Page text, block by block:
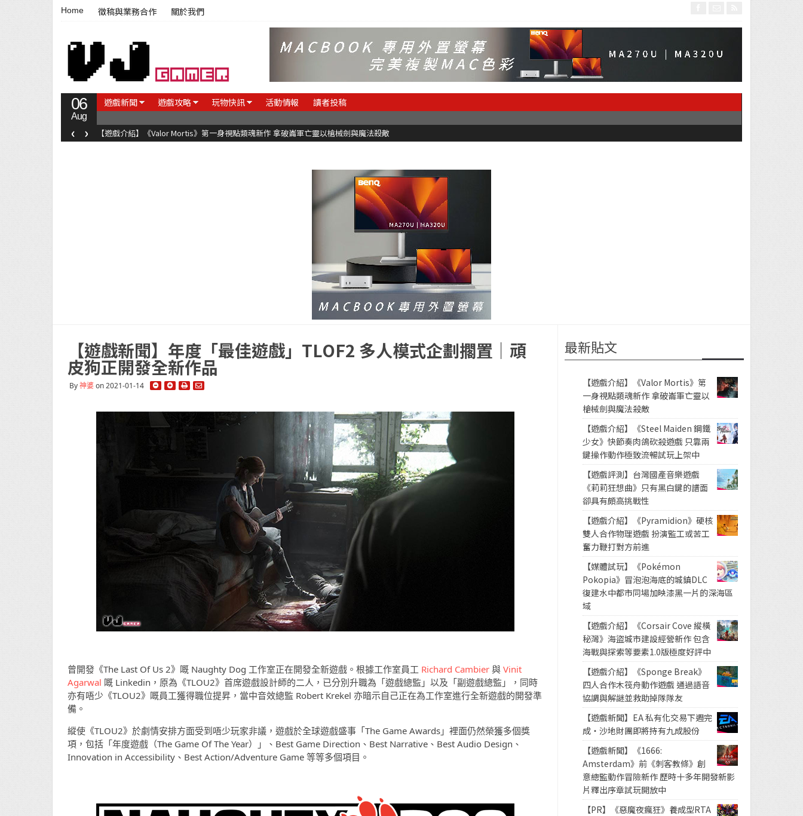
Home 徵稿與業務合作 關於我們
06
Aug
遊戲新聞 遊戲攻略 玩物快訊 活動情報 讀者投稿
【遊戲介紹】《Valor Mortis》第一身視點類魂新作 拿破崙軍亡靈以槍械劍與魔法殺敵
‹ ›
【遊戲新聞】年度「最佳遊戲」TLOF2 多人模式企劃擱置｜頑
皮狗正開發全新作品
By神婆on 2021-01-14
曾開發《The Last Of Us 2》嘅 Naughty Dog 工作室正在開發全新遊戲。根據工作室員工 Richard Cambier 與 Vinit
Agarwal 嘅 Linkedin，原為《TLOU2》首席遊戲設計師的二人，已分別升職為「遊戲總監」以及「副遊戲總監」，同時
亦有唔少《TLOU2》嘅員工獲得職位提昇，當中音效總監 Robert Krekel 亦暗示自己正在為工作室進行全新遊戲的開發準
備。
縱使《TLOU2》於劇情安排方面受到唔少玩家非議，遊戲於全球遊戲盛事「The Game Awards」裡面仍然榮獲多個獎
項，包括「年度遊戲（The Game Of The Year）」、Best Game Direction、Best Narrative、Best Audio Design、
Innovation in Accessibility、Best Action/Adventure Game 等等多個項目。
最新貼文
【遊戲介紹】《Valor Mortis》第
一身視點類魂新作 拿破崙軍亡靈以
槍械劍與魔法殺敵
【遊戲介紹】《Steel Maiden 鋼鐵
少女》快節奏肉鴿砍殺遊戲 只靠兩
鍵操作動作極致流暢試玩上架中
【遊戲評測】台灣國產音樂遊戲
《莉莉狂想曲》只有黑白鍵的譜面
卻具有頗高挑戰性
【遊戲介紹】《Pyramidion》硬核
雙人合作物理遊戲 扮演監工或苦工
奮力鞭打對方前進
【媒體試玩】《Pokémon
Pokopia》冒泡泡海底的城鎮DLC
復建水中都市同場加映漆黑一片的深海區
域
【遊戲介紹】《Corsair Cove 縱橫
秘灣》海盜城市建設經營新作 包含
海戰與探索等要素1.0版極度好評中
【遊戲介紹】《Sponge Break》
四人合作木筏舟動作遊戲 通過語音
協調與解謎並救助掉隊隊友
【遊戲新聞】EA 私有化交易下週完
成・沙地財團即將持有九成股份
【遊戲新聞】《1666:
Amsterdam》前《刺客教條》創
意總監動作冒險新作 歷時十多年開發新影
片釋出序章試玩開放中
【PR】《惡魔夜瘋狂》養成型RTA